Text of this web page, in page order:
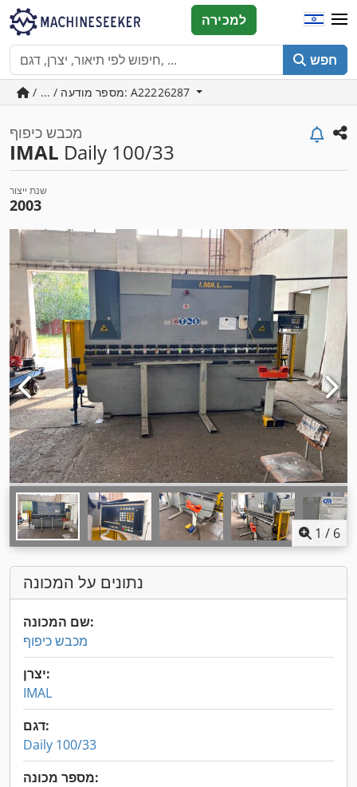
חפש
למכירה
/ ... / מספר מודעה: A22226287
מכבש כיפוף
IMAL Daily 100/33
שנת ייצור
2003
1 / 6
נתונים על המכונה
שם המכונה:
מכבש כיפוף
יצרן:
IMAL
דגם:
Daily 100/33
מספר מכונה: